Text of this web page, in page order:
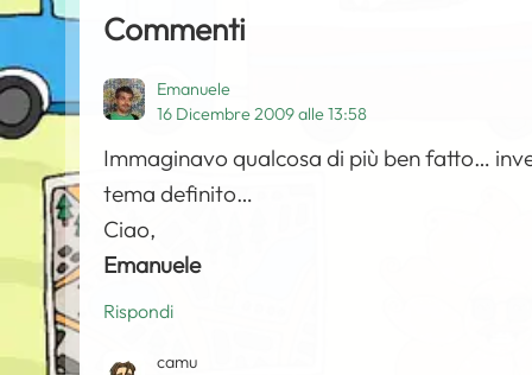
Commenti
Emanuele
16 Dicembre 2009 alle 13:58
Immaginavo qualcosa di più ben fatto…
tema definito…
Ciao,
Emanuele
Rispondi
camu